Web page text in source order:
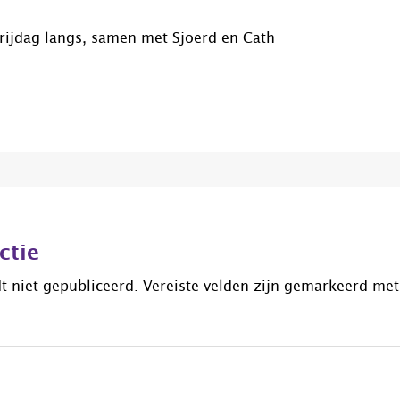
langs, samen met Sjoerd en Cath
niet gepubliceerd. Vereiste velden zijn gemarkeerd